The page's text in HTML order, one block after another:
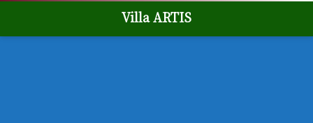
Villa ARTIS